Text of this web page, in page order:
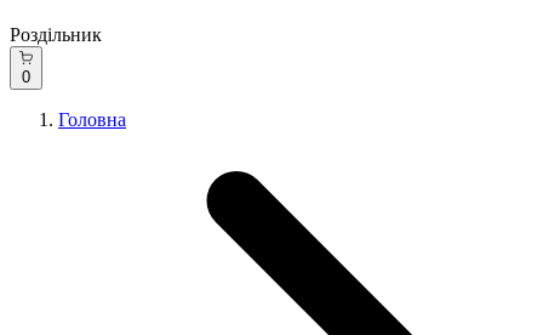
Роздільник
0
Головна